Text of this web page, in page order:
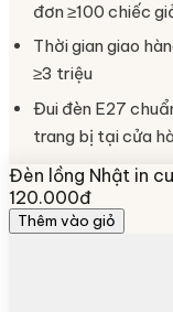
đơn ≥100 chiếc
Thời gian giao
≥3 triệu
Đui đèn E27
trang bị tại cửa
Đèn lồng Nhật in
120.000đ
Thêm vào giỏ